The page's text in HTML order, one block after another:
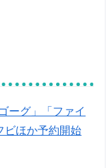
ーグ」「ファイ
ビほか予約開始